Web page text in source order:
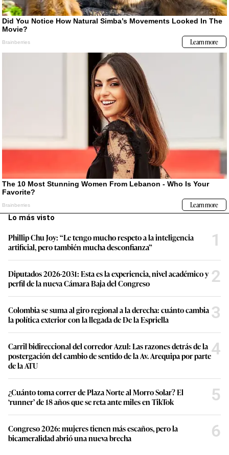
Lo más visto
Phillip Chu Joy: “Le tengo mucho respeto a la inteligencia
artificial, pero también mucha desconfianza”
1
Diputados 2026-2031: Esta es la experiencia, nivel académico y
perfil de la nueva Cámara Baja del Congreso
2
Colombia se suma al giro regional a la derecha: cuánto cambia
la política exterior con la llegada de De la Espriella
3
Carril bidireccional del corredor Azul: Las razones detrás de la
postergación del cambio de sentido de la Av. Arequipa por parte
de la ATU
4
¿Cuánto toma correr de Plaza Norte al Morro Solar? El
‘runner’ de 18 años que se reta ante miles en TikTok
5
Congreso 2026: mujeres tienen más escaños, pero la
bicameralidad abrió una nueva brecha
6